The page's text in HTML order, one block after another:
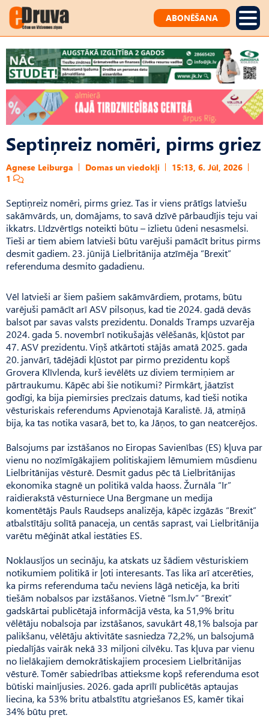
ABONĒŠANA
Septiņreiz nomēri, pirms griez
Agnese Leiburga Domas un viedokļi
15:13, 6. Jūl, 2026
1
Septiņreiz nomēri, pirms griez. Tas ir viens prātīgs latviešu
sakāmvārds, un, domājams, to savā dzīvē pārbaudījis teju vai
ikkatrs. Līdzvērtīgs noteikti būtu – izlietu ūdeni nesasmelsi.
Tieši ar tiem abiem latvieši būtu varējuši pamācīt britus pirms
desmit gadiem. 23. jūnijā Lielbritānija atzīmēja “Brexit”
referenduma desmito gadadienu.
Vēl latvieši ar šiem pašiem sakāmvārdiem, protams, būtu
varējuši pamācīt arī ASV pilsoņus, kad tie 2024. gadā devās
balsot par savas valsts prezidentu. Donalds Tramps uzvarēja
2024. gada 5. novembrī notikušajās vēlēšanās, kļūstot par
47. ASV prezidentu. Viņš atkārtoti stājās amatā 2025. gada
20. janvārī, tādējādi kļūstot par pirmo prezidentu kopš
Grovera Klīvlenda, kurš ievēlēts uz diviem termiņiem ar
pārtraukumu. Kāpēc abi šie notikumi? Pirmkārt, jāatzīst
godīgi, ka bija piemirsies precīzais datums, kad tieši notika
vēsturiskais referendums Apvienotajā Karalistē. Jā, atmiņā
bija, ka tas notika vasarā, bet to, ka Jāņos, to gan neatcerējos.
Balsojums par izstāšanos no Eiropas Savienības (ES) kļuva par
vienu no nozīmīgākajiem politiskajiem lēmumiem mūsdienu
Lielbritānijas vēsturē. Desmit gadus pēc tā Lielbritānijas
ekonomika stagnē un politikā valda haoss. Žurnāla “Ir”
raidierakstā vēsturniece Una Bergmane un medija
komentētājs Pauls Raudseps analizēja, kāpēc izgāzās “Brexit”
atbalstītāju solītā panaceja, un centās saprast, vai Lielbritānija
varētu mēģināt atkal iestāties ES.
Noklausījos un secināju, ka atskats uz šādiem vēsturiskiem
notikumiem politikā ir ļoti interesants. Tas lika arī atcerēties,
ka pirms referenduma taču neviens lāgā neticēja, ka briti
tiešām nobalsos par izstāšanos. Vietnē “lsm.lv” “Brexit”
gadskārtai publicētajā informācijā vēsta, ka 51,9% britu
vēlētāju nobalsoja par izstāšanos, savukārt 48,1% balsoja par
palikšanu, vēlētāju aktivitāte sasniedza 72,2%, un balsojumā
piedalījās vairāk nekā 33 miljoni cilvēku. Tas kļuva par vienu
no lielākajiem demokrātiskajiem procesiem Lielbritānijas
vēsturē. Tomēr sabiedrības attieksme kopš referenduma esot
būtiski mainījusies. 2026. gada aprīlī publicētās aptaujas
liecina, ka 53% britu atbalstītu atgriešanos ES, kamēr tikai
34% būtu pret.